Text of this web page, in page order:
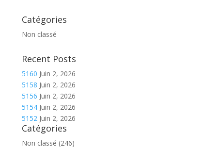
Catégories
Non classé
Recent Posts
5160 Juin 2, 2026
5158 Juin 2, 2026
5156 Juin 2, 2026
5154 Juin 2, 2026
5152 Juin 2, 2026
Catégories
Non classé (246)